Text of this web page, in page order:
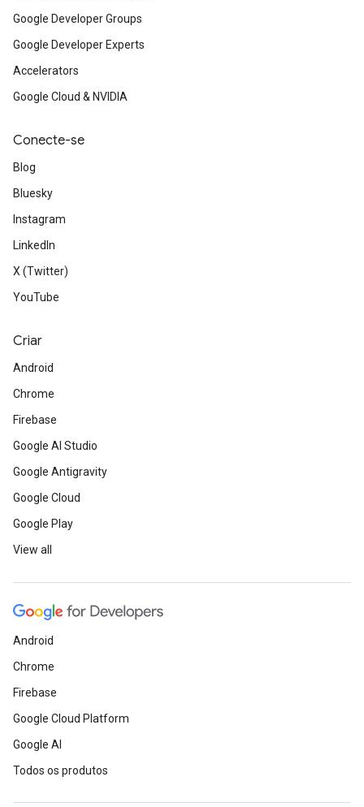
Google Developer Groups
Google Developer Experts
Accelerators
Google Cloud & NVIDIA
Conecte-se
Blog
Bluesky
Instagram
LinkedIn
X (Twitter)
YouTube
Criar
Android
Chrome
Firebase
Google AI Studio
Google Antigravity
Google Cloud
Google Play
View all
Android
Chrome
Firebase
Google Cloud Platform
Google AI
Todos os produtos